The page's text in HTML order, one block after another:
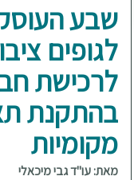
שבע
לגופים
לרכישת
בהתקנת
מקומיות
מאת: עו"ד גבי מיכאלי